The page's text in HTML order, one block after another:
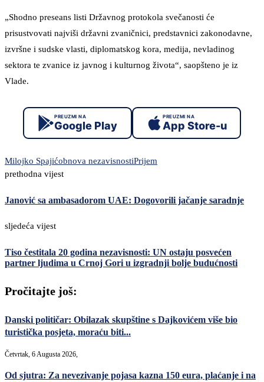
„Shodno preseans listi Državnog protokola svečanosti će
prisustvovati najviši državni zvaničnici, predstavnici zakonodavne,
izvršne i sudske vlasti, diplomatskog kora, medija, nevladinog
sektora te zvanice iz javnog i kulturnog života“, saopšteno je iz
Vlade.
PREUZMI NA
Google Play
PREUZMI NA
App Store-u
Milojko Spajićobnova nezavisnostiPrijem
prethodna vijest
Janović sa ambasadorom UAE: Dogovorili jačanje saradnje
sljedeća vijest
Tiso čestitala 20 godina nezavisnosti: UN ostaju posvećen
partner ljudima u Crnoj Gori u izgradnji bolje budućnosti
Pročitajte još:
Danski političar: Obilazak skupštine s Dajkovićem više bio
turistička posjeta, moraću biti...
Četvrtak, 6 Augusta 2026,
Od sjutra: Za nevezivanje pojasa kazna 150 eura, plaćanje i na